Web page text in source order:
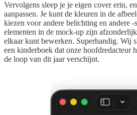
Vervolgens sleep je je eigen cover erin,
aanpassen. Je kunt de kleuren in de
kiezen voor andere belichting en andere
elementen in de mock-up zijn
elkaar kunt bewerken. Superhandig. Wij
een kinderboek dat onze hoofdredacteur
de loop van dit jaar verschijnt.